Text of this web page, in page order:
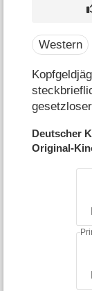
Western
Deutscher
Original-